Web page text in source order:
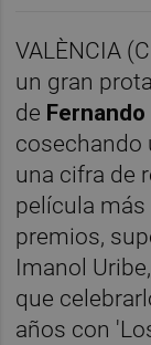
VALÈNCIA
un gran
de
cosechando
una cifra de
película
premios,
Imanol
que
años con